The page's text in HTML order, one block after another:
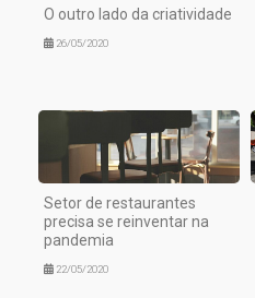
O outro lado da criatividade
26/05/2020
Setor de restaurantes
precisa se reinventar na
pandemia
22/05/2020